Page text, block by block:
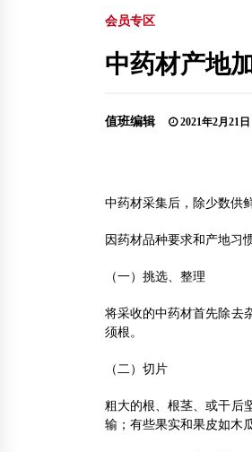
会员专区
中药材产地
值班编辑 2021年2月21日
中药材采集后，除少数供
因药材品种要求和产地习
（一）挑选、整理
将采收的中药材首先除去
须根。
（二）切片
粗大的根、根茎、或干后
输；有些果实和果皮如木